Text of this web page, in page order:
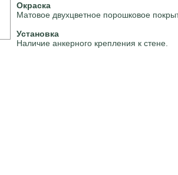
Окраска
Матовое двухцветное порошковое
Установка
Наличие анкерного крепления к стене.